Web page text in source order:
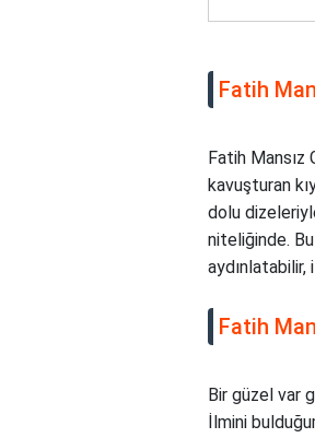
Fatih
Fatih
kavuşturan
dolu
niteliğinde.
aydınlatabilir,
Fatih
Bir güzel var
İlmini